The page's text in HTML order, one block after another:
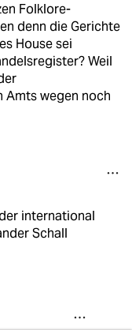
Folklore-
denn die Gerichte
House sei
Weil
Amts wegen noch
international
Schall